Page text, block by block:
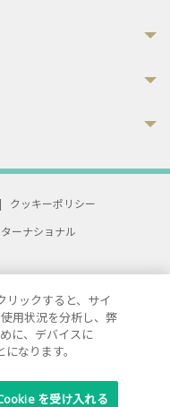
|
クッキーポリシー
ーナショナル
リックすると、サイ
用状況を分析し、弊
に、デバイスに
なります。
を受け入れる